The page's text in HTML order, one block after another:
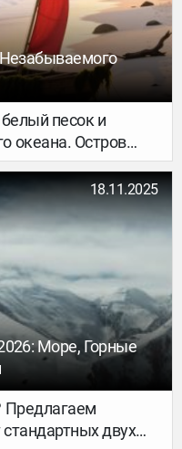
песок и
океана. Остров
дайв-сайтами,
и дружелюбными
по главным
по организации
18.11.2025
Море, Горные
Предлагаем
двух